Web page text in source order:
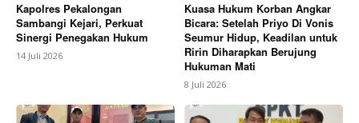
Kapolres Pekalongan
Sambangi Kejari, Perkuat
Sinergi Penegakan Hukum
14 Juli 2026
Kuasa Hukum Korban Angkar
Bicara: Setelah Priyo Di Vonis
Seumur Hidup, Keadilan untuk
Ririn Diharapkan Berujung
Hukuman Mati
8 Juli 2026